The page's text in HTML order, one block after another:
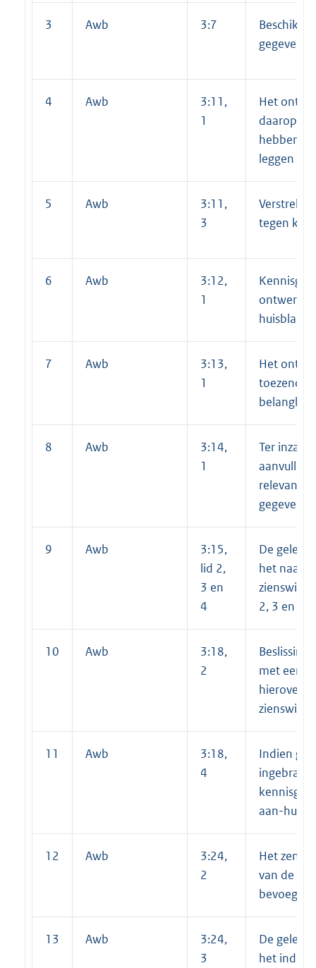
3 Awb 3:7
gegevens
4 Awb
3:11,
1
Het
daarop
leggen
5 Awb
3:11,
3
tegen
6 Awb
3:12,
1
ontwerp
huisblad
7 Awb
3:13,
1
Het
8 Awb
3:14,
1
Ter
aanvullen
relevante
gegevens
9 Awb
3:15,
lid 2,
3 en
4
De
het naar
2, 3 en 4
10 Awb
3:18,
2
met een
hierover
zienswijze
11 Awb
3:18,
4
Indien
aan-
12 Awb
3:24,
2
Het
van de
bevoegde
13 Awb
3:24,
3
De
het